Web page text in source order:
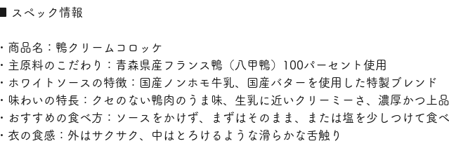
■ スペック情報
・商品名：鴨クリームコロッケ
・主原料のこだわり：青森県産フランス鴨（八甲鴨）100パーセント使用
・ホワイトソースの特徴：国産ノンホモ牛乳、国産バターを使用した特製ブレンド
・味わいの特長：クセのない鴨肉のうま味、生乳に近いクリーミーさ、濃厚かつ上
・おすすめの食べ方：ソースをかけず、まずはそのまま、または塩を少しつけて食
・衣の食感：外はサクサク、中はとろけるような滑らかな舌触り